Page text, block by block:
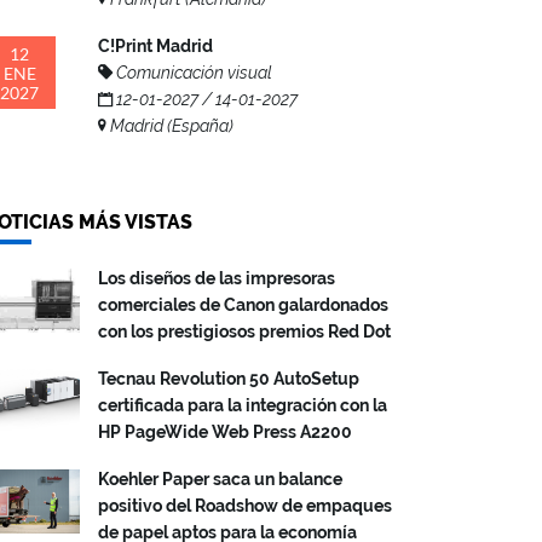
12
ENE
2027
C!Print Madrid
Comunicación visual
12-01-2027 / 14-01-2027
Madrid (España)
MÁS VISTAS
Los diseños de las impresoras
comerciales de Canon galardonados
con los prestigiosos premios Red Dot
Tecnau Revolution 50 AutoSetup
certificada para la integración con la
HP PageWide Web Press A2200
Koehler Paper saca un balance
positivo del Roadshow de empaques
de papel aptos para la economía